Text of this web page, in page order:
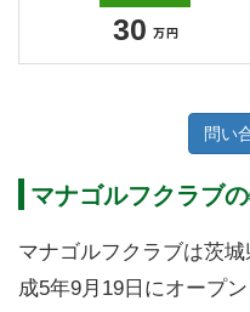
30
問い
マナゴルフクラブ
マナゴルフクラブは茨
成5年9月19日にオープ